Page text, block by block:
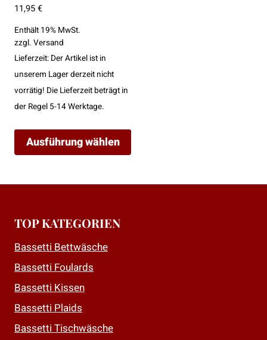
11,95€
Enthält 19% MwSt.
zzgl. Versand
Lieferzeit: Der Artikel ist in
unserem Lager derzeit nicht
vorrätig! Die Lieferzeit beträgt in
der Regel 5-14 Werktage.
Ausführung wählen
Varianten
auf.
Optionen
können
auf
der
TOP KATEGORIEN
Bassetti Bettwäsche
Bassetti Foulards
Bassetti Kissen
Bassetti Plaids
Bassetti Tischwäsche